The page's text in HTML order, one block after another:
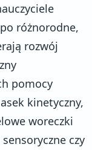
różnorodne,
rozwój
pomocy
kinetyczny,
woreczki
czy